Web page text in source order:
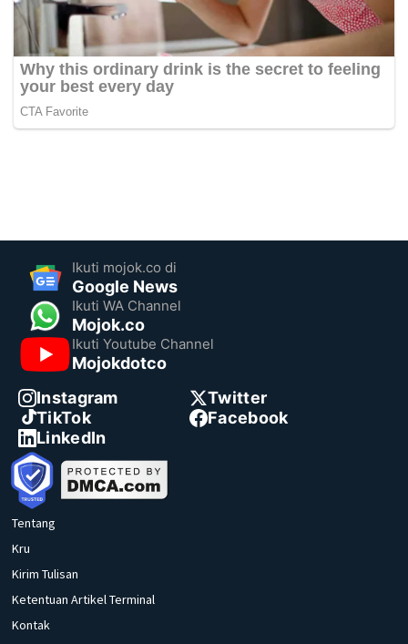
Ikuti mojok.co di
Google News
Ikuti WA Channel
Mojok.co
Ikuti Youtube Channel
Mojokdotco
Instagram
Twitter
TikTok
Facebook
LinkedIn
Tentang
Kru
Kirim Tulisan
Ketentuan Artikel Terminal
Kontak